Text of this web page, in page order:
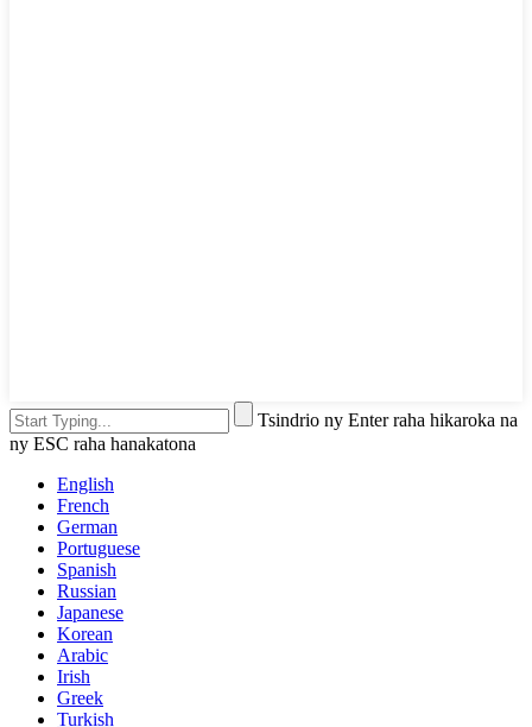
Tsindrio ny Enter raha hikaroka na
ny ESC raha hanakatona
English
French
German
Portuguese
Spanish
Russian
Japanese
Korean
Arabic
Irish
Greek
Turkish